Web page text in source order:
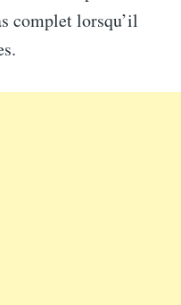
complet lorsqu’il